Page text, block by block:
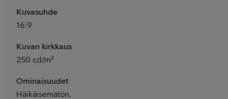
Kuvasuhde
16:9
Kuvan kirkkaus
250 cd/m²
Ominaisuudet
Häikäisemätön,